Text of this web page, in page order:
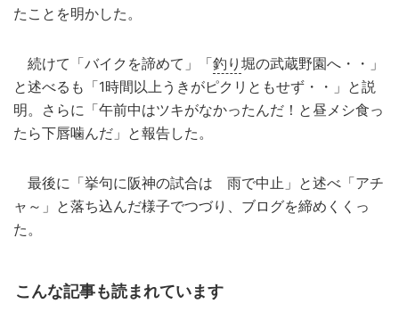
たことを明かした。
続けて「バイクを諦めて」「釣り 堀の武蔵野園へ・・」
と述べるも「1時間以上うきがピクリともせず・・」と説
明。さらに「午前中はツキがなかったんだ！と昼メシ食っ
たら下唇噛んだ」と報告した。
最後に「挙句に阪神の試合は 雨で中止」と述べ「アチ
ャ～」と落ち込んだ様子でつづり、ブログを締めくくっ
た。
こんな記事も読まれています